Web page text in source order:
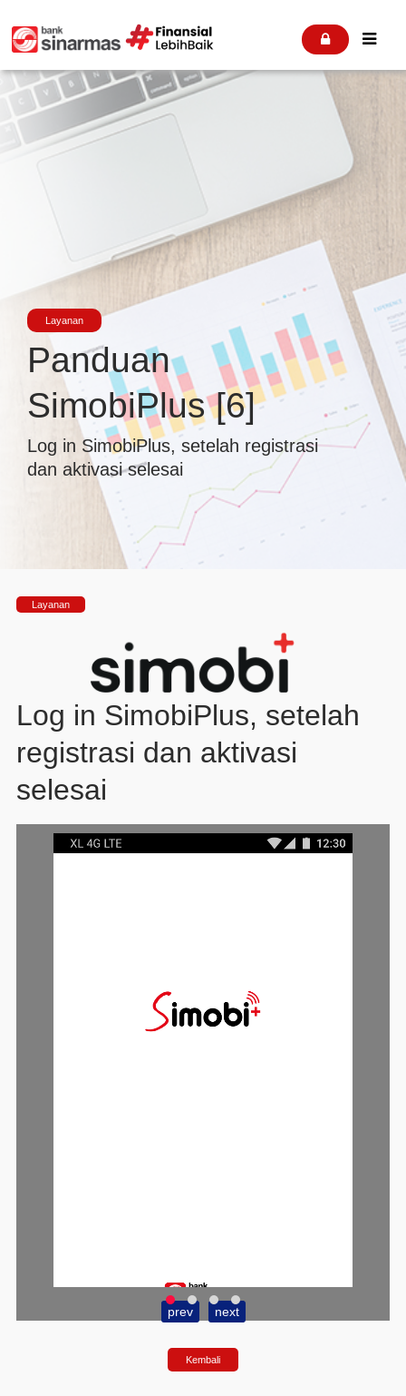
 
Layanan
Panduan
SimobiPlus [6]
Log in SimobiPlus, setelah registrasi
dan aktivasi selesai
Layanan
Log in SimobiPlus, setelah
registrasi dan aktivasi
selesai
1. Buka aplikasi SimobiPlus
prev next
Kembali